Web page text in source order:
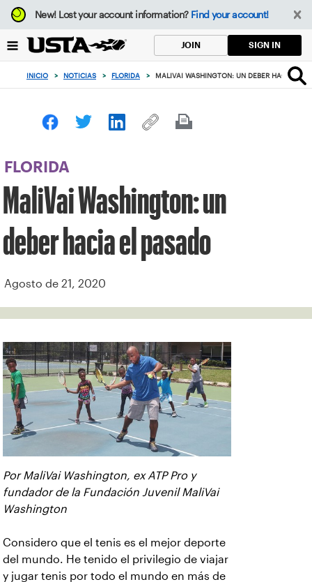
Enfoque
desde
botón
volver
principio
New!Lost your account information? Find your account!
JOIN SIGN IN
INICIO > NOTICIAS > FLORIDA > MALIVAI WASHINGTON: UN DEBER HACIA EL
FLORIDA
MaliVai Washington: un
deber hacia el pasado
Agosto de 21, 2020
Por MaliVai Washington, ex ATP Pro y
fundador de la Fundación Juvenil MaliVai
Washington
Considero que el tenis es el mejor deporte
del mundo. He tenido el privilegio de viajar
y jugar tenis por todo el mundo en más de